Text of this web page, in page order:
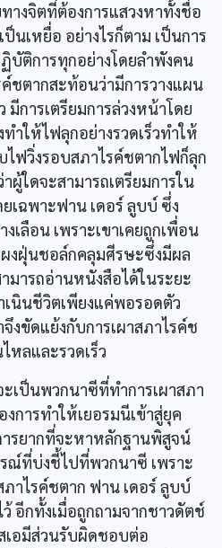
างจิตที่ต้องการแสวงหาทั้งชื่อ
นเหยื่อ อย่างไรก็ตาม เป็นการ
บัติการทุกอย่างโดยลำพังคน
ค์ชตากสะท้อนว่ามีการวางแผน
มีการเตรียมการล่วงหน้าโดย
ให้ไฟลุกอย่างรวดเร็วทำให้
ฟวิ่งรอบสภาไรค์ชตากไฟก็ลุก
ผู้ใดจะสามารถเตรียมการใน
เฉพาะฟาน เดอร์ ลูบบ์ ซึ่ง
เลือน เพราะเขาเคยถูกเพื่อน
ผงฝุ่นชอล์กคลุมศีรษะซึ่งมีผล
มารถอ่านหนังสือได้ในระยะ
เนินชีวิตเพียงแค่พอรอดตัว
งขัดแย้งกับการเผาสภาไรค์ช
หลและรวดเร็ว
ป็นพวกนาซีที่ทำการเผาสภา
งการทำให้เยอรมนีเข้าสู่ยุค
รยากที่จะหาหลักฐานพิสูจน์
ณ์ที่บ่งชี้ไปที่พวกนาซี เพราะ
าไรค์ชตาก ฟาน เดอร์ ลูบบ์
อีกทั้งเมื่อถูกถามจากชาวดัตช์
เอมีส่วนรับผิดชอบต่อ